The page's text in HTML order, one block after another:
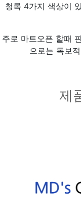
청록 4가지 색상이
주로 마트오픈 할때
으로는 독보
제